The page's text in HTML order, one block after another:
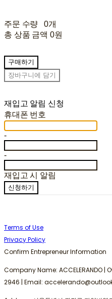
주문 수량
0개
총 상품 금액 0원
구매하기
장바구니에 담기
재입고 알림 신청
휴대폰 번호
-
-
재입고 시 알림
신청하기
Terms of Use
Privacy Policy
Confirm Entrepreneur Information
Company Name: ACCELERANDO |
2946 | Email: